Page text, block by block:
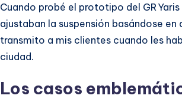
Cuando probé el prototipo del GR
ajustaban la suspensión basándose
transmito a mis clientes cuando les
ciudad.
Los casos